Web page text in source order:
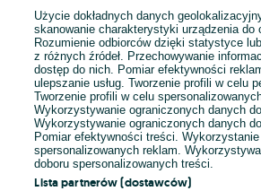
E-mail
Hasło
Użycie dokładnych danych
skanowanie charakterystyki urządzenia do
Rozumienie odbiorców dzięki statystyce
z różnych źródeł. Przechowywanie
dostęp do nich. Pomiar efektywności
ulepszanie usług. Tworzenie profili w celu
Tworzenie profili w celu
Wykorzystywanie ograniczonych danych
Wykorzystywanie ograniczonych danych
Pomiar efektywności treści.
spersonalizowanych reklam.
doboru spersonalizowanych treści.
Lista partnerów (dostawców)